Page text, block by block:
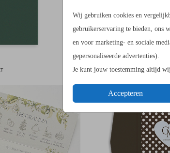
Wij gebruiken cookies en
gebruikerservaring te bieden, ons
en voor marketing- en sociale
gepersonaliseerde advertenties).
Je kunt jouw toestemming altijd
Accepteren